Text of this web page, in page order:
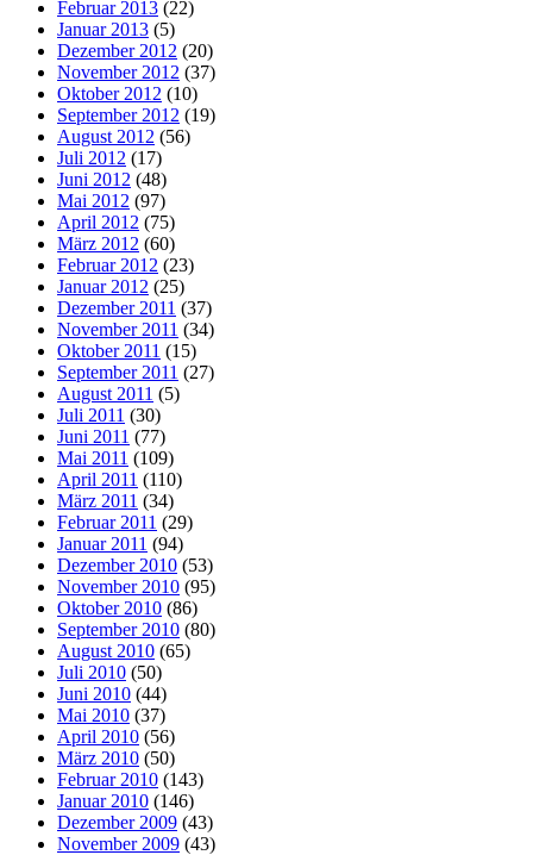
Februar 2013 (22)
Januar 2013 (5)
Dezember 2012 (20)
November 2012 (37)
Oktober 2012 (10)
September 2012 (19)
August 2012 (56)
Juli 2012 (17)
Juni 2012 (48)
Mai 2012 (97)
April 2012 (75)
März 2012 (60)
Februar 2012 (23)
Januar 2012 (25)
Dezember 2011 (37)
November 2011 (34)
Oktober 2011 (15)
September 2011 (27)
August 2011 (5)
Juli 2011 (30)
Juni 2011 (77)
Mai 2011 (109)
April 2011 (110)
März 2011 (34)
Februar 2011 (29)
Januar 2011 (94)
Dezember 2010 (53)
November 2010 (95)
Oktober 2010 (86)
September 2010 (80)
August 2010 (65)
Juli 2010 (50)
Juni 2010 (44)
Mai 2010 (37)
April 2010 (56)
März 2010 (50)
Februar 2010 (143)
Januar 2010 (146)
Dezember 2009 (43)
November 2009 (43)